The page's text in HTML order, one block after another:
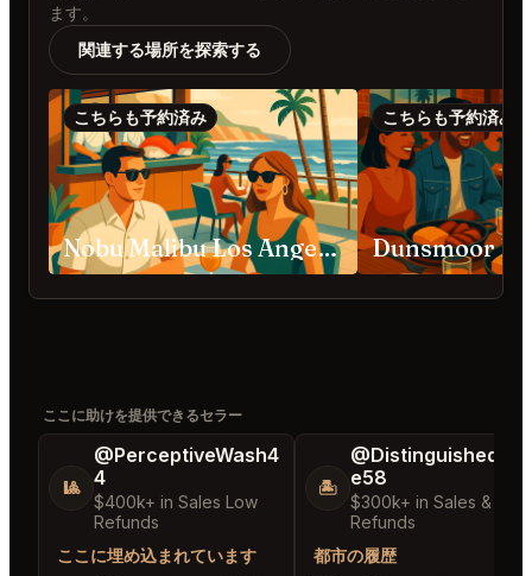
ます。
関連する場所を探索する
こちらも予約済み
Nobu Malibu Los Angeles
こちらも予約済み
Dunsmoor
ここに助けを提供できるセラー
🎱
@PerceptiveWash4
4
$400k+ in Sales Low
Refunds
ここに埋め込まれています
🏝️
@DistinguishedTre
e58
$300k+ in Sales & Low
Refunds
都市の履歴